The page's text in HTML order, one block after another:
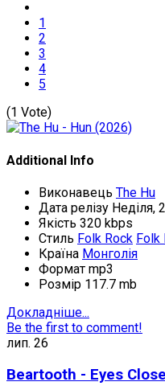
1
2
3
4
5
(1 Vote)
Additional Info
Виконавець The Hu
Дата релізу Неділя,
Якість 320 kbps
Стиль Folk Rock Folk
Країна Монголія
Формат mp3
Розмір 117.7 mb
Докладніше...
Be the first to comment!
лип. 26
Beartooth - Eyes